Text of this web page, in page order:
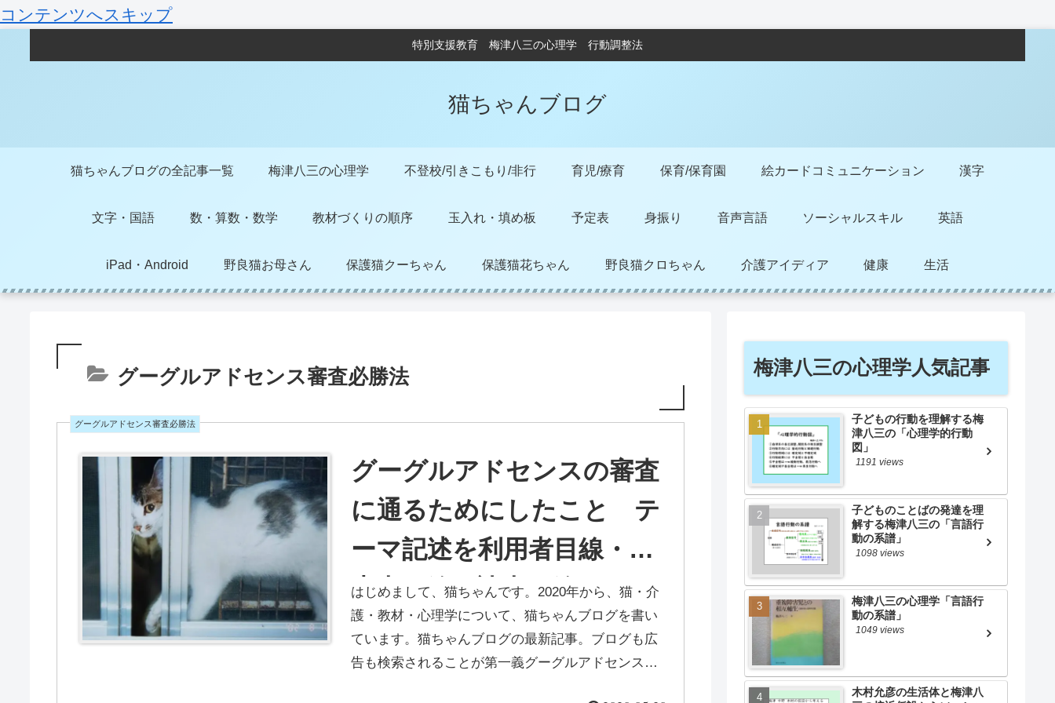
コンテンツへスキップ
特別支援教育 梅津八三の心理学 行動調整法
猫ちゃんブログ
猫ちゃんブログの全記事一覧 梅津八三の心理学 不登校/引きこもり/非行 育児/療育 保育/保育園 絵カードコミュニケーション 漢字
文字・国語 数・算数・数学 教材づくりの順序 玉入れ・填め板 予定表 身振り 音声言語 ソーシャルスキル 英語
iPad・Android 野良猫お母さん 保護猫クーちゃん 保護猫花ちゃん 野良猫クロちゃん 介護アイディア 健康 生活
グーグルアドセンス審査必勝法
グーグルアドセンス審査必勝法
グーグルアドセンスの審査
に通るためにしたこと テ
ーマ記述を利用者目線・検
索者目線・読者目線で
はじめまして、猫ちゃんです。2020年から、猫・介
護・教材・心理学について、猫ちゃんブログを書い
ています。猫ちゃんブログの最新記事。ブログも広
告も検索されることが第一義グーグルアドセンスの
梅津八三の心理学人気記事
子どもの行動を理解する梅
津八三の「心理学的行動
図」
1191 views
子どものことばの発達を理
解する梅津八三の「言語行
動の系譜」
1098 views
梅津八三の心理学「言語行
動の系譜」
1049 views
木村允彦の生活体と梅津八